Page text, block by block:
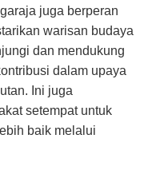
juga berperan
warisan budaya
dan mendukung
dalam upaya
Ini juga
setempat untuk
baik melalui